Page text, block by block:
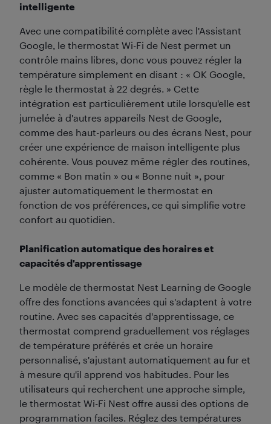
intelligente
Avec une compatibilité complète avec l'Assistant
Google, le thermostat Wi-Fi de Nest permet un
contrôle mains libres, donc vous pouvez régler la
température simplement en disant : « OK Google,
règle le thermostat à 22 degrés. » Cette
intégration est particulièrement utile lorsqu'elle est
jumelée à d'autres appareils Nest de Google,
comme des haut-parleurs ou des écrans Nest, pour
créer une expérience de maison intelligente plus
cohérente. Vous pouvez même régler des routines,
comme « Bon matin » ou « Bonne nuit », pour
ajuster automatiquement le thermostat en
fonction de vos préférences, ce qui simplifie votre
confort au quotidien.
Planification automatique des horaires et
capacités d'apprentissage
Le modèle de thermostat Nest Learning de Google
offre des fonctions avancées qui s'adaptent à votre
routine. Avec ses capacités d'apprentissage, ce
thermostat comprend graduellement vos réglages
de température préférés et crée un horaire
personnalisé, s'ajustant automatiquement au fur et
à mesure qu'il apprend vos habitudes. Pour les
utilisateurs qui recherchent une approche simple,
le thermostat Wi-Fi Nest offre aussi des options de
programmation faciles. Réglez des températures